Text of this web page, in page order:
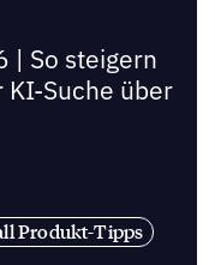
| So steigern
KI-Suche über
Produkt-Tipps